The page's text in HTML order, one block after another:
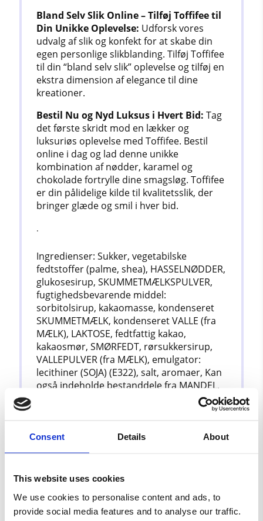
Consent Details About
This website uses cookies
We use cookies to personalise content and ads, to
provide social media features and to analyse our traffic.
Bland Selv Slik Online – Tilføj Toffifee til
Din Unikke Oplevelse: Udforsk vores
udvalg af slik og konfekt for at skabe din
egen personlige slikblanding. Tilføj Toffifee
til din “bland selv slik” oplevelse og tilføj en
ekstra dimension af elegance til dine
kreationer.
Bestil Nu og Nyd Luksus i Hvert Bid: Tag
det første skridt mod en lækker og
luksuriøs oplevelse med Toffifee. Bestil
online i dag og lad denne unikke
kombination af nødder, karamel og
chokolade fortrylle dine smagsløg. Toffifee
er din pålidelige kilde til kvalitetsslik, der
bringer glæde og smil i hver bid.
.
Ingredienser: Sukker, vegetabilske
fedtstoffer (palme, shea), HASSELNØDDER,
glukosesirup, SKUMMETMÆLKSPULVER,
fugtighedsbevarende middel:
sorbitolsirup, kakaomasse, kondenseret
SKUMMETMÆLK, kondenseret VALLE (fra
MÆLK), LAKTOSE, fedtfattig kakao,
kakaosmør, SMØRFEDT, rørsukkersirup,
VALLEPULVER (fra MÆLK), emulgator:
lecithiner (SOJA) (E322), salt, aromaer, Kan
også indeholde bestanddele fra MANDEL,
Ernæring
fedt
– mættede fedtsyrer12,7 g
kulhydrater
59 g